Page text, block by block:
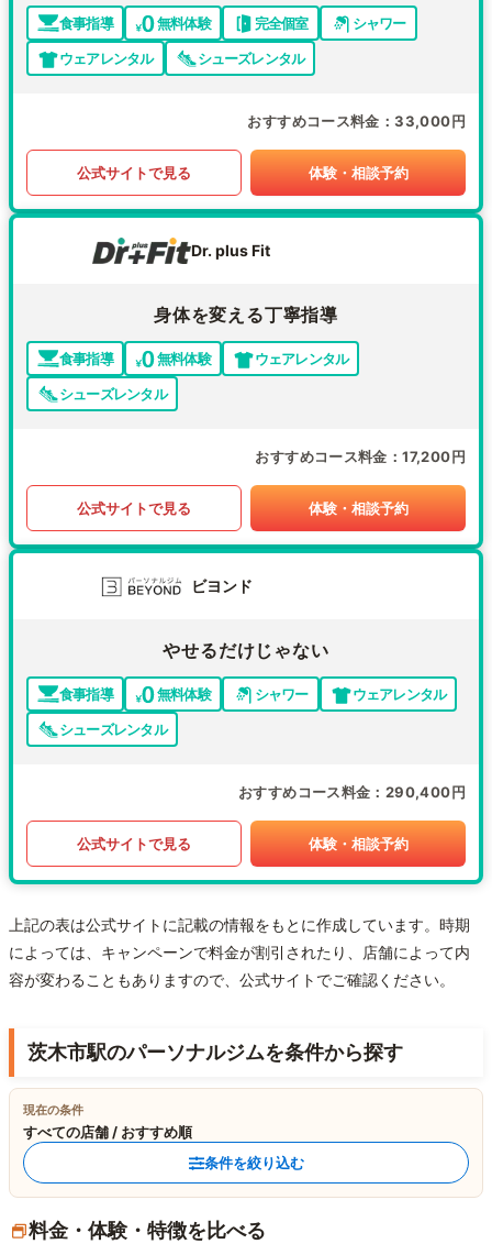
食事指導 無料体験 完全個室
シャワー
ウェアレンタル
シューズレンタル
おすすめコース料金 33,000円
公式サイトで見る 体験・相談予約
Dr. plus Fit
身体を変える丁寧指導
食事指導 無料体験
ウェアレンタル
シューズレンタル
おすすめコース料金 17,200円
公式サイトで見る 体験・相談予約
ビヨンド
やせるだけじゃない
食事指導 無料体験 シャワー
ウェアレンタル
シューズレンタル
おすすめコース料金 290,400円
公式サイトで見る 体験・相談予約
上記の表は公式サイトに記載の情報をもとに作成しています。時期
によっては、キャンペーンで料金が割引されたり、店舗によって内
容が変わることもありますので、公式サイトでご確認ください。
茨木市駅のパーソナルジムを条件から探す
現在の条件
すべての店舗 / おすすめ順
条件を絞り込む
料金・体験・特徴を比べる